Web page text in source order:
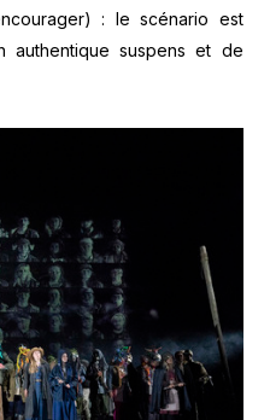
: le scénario est
authentique suspens et de